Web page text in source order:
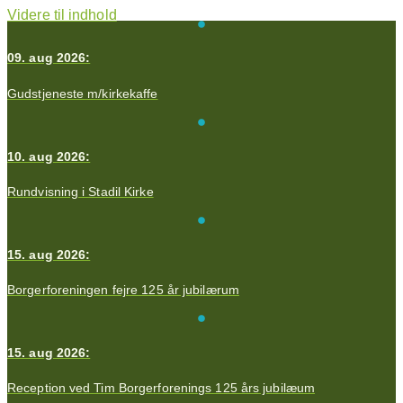
Videre til indhold
09. aug 2026:
Gudstjeneste m/kirkekaffe
10. aug 2026:
Rundvisning i Stadil Kirke
15. aug 2026:
Borgerforeningen fejre 125 år jubilærum
15. aug 2026:
Reception ved Tim Borgerforenings 125 års jubilæum